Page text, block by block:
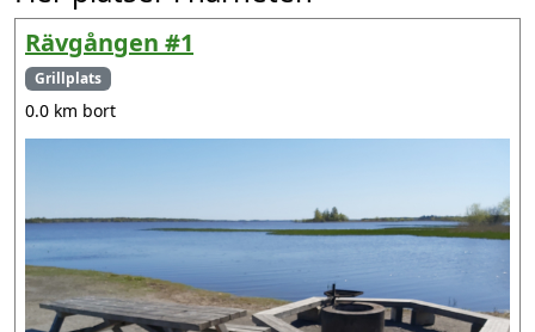
Rävgången #1
Grillplats
0.0 km bort